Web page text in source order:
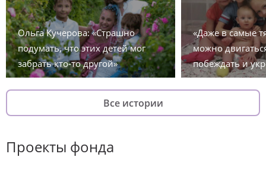
Ольга Кучерова: «Страшно
подумать, что этих детей мог
забрать кто-то другой»
«Даже в самые
можно
побеждать и
Все истории
Проекты фонда